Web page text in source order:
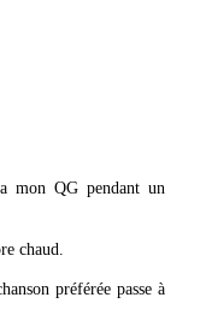
mon QG pendant un
chaud.
préférée passe à